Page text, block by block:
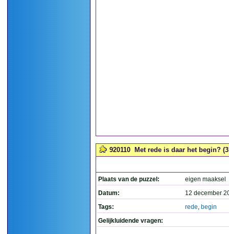
920110 Met rede is daar het begin?
Plaats van de puzzel:
eigen maaksel
Datum:
12 december
Tags:
rede, begin
Gelijkluidende vragen: